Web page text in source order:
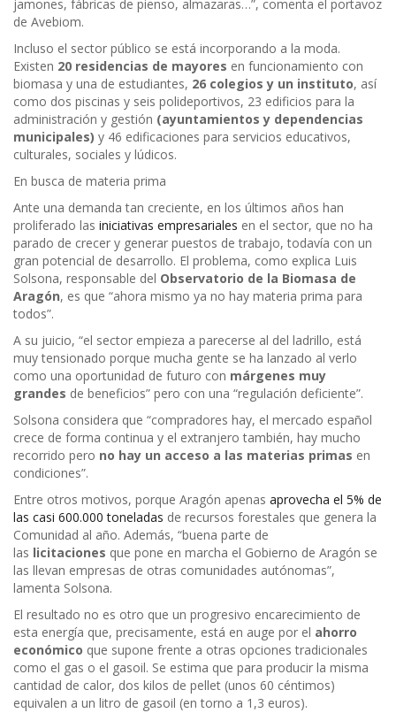
jamones, fábricas de pienso, almazaras…”, comenta el portavoz
de Avebiom.
Incluso el sector público se está incorporando a la moda.
Existen 20 residencias de mayores en funcionamiento con
biomasa y una de estudiantes, 26 colegios y un instituto, así
como dos piscinas y seis polideportivos, 23 edificios para la
administración y gestión (ayuntamientos y dependencias
municipales) y 46 edificaciones para servicios educativos,
culturales, sociales y lúdicos.
En busca de materia prima
Ante una demanda tan creciente, en los últimos años han
proliferado las iniciativas empresariales en el sector, que no ha
parado de crecer y generar puestos de trabajo, todavía con un
gran potencial de desarrollo. El problema, como explica Luis
Solsona, responsable del Observatorio de la Biomasa de
Aragón, es que “ahora mismo ya no hay materia prima para
todos”.
A su juicio, “el sector empieza a parecerse al del ladrillo, está
muy tensionado porque mucha gente se ha lanzado al verlo
como una oportunidad de futuro con márgenes muy
grandes de beneficios” pero con una “regulación deficiente”.
Solsona considera que “compradores hay, el mercado español
crece de forma continua y el extranjero también, hay mucho
recorrido pero no hay un acceso a las materias primas en
condiciones”.
Entre otros motivos, porque Aragón apenas aprovecha el 5% de
las casi 600.000 toneladas de recursos forestales que genera la
Comunidad al año. Además, “buena parte de
las licitaciones que pone en marcha el Gobierno de Aragón se
las llevan empresas de otras comunidades autónomas”,
lamenta Solsona.
El resultado no es otro que un progresivo encarecimiento de
esta energía que, precisamente, está en auge por el ahorro
económico que supone frente a otras opciones tradicionales
como el gas o el gasoil. Se estima que para producir la misma
cantidad de calor, dos kilos de pellet (unos 60 céntimos)
equivalen a un litro de gasoil (en torno a 1,3 euros).